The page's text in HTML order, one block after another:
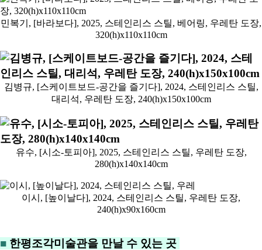
민복기, [바라보다], 2025, 스테인리스 스틸, 베어링, 우레탄 도장,
320(h)x110x110cm
김병규, [스케이트보드-공간을 즐기다], 2024, 스테인리스 스틸,
대리석, 우레탄 도장, 240(h)x150x100cm
유수, [시소-토피아], 2025, 스테인리스 스틸, 우레탄 도장,
280(h)x140x140cm
이시, [높이날다], 2024, 스테인리스 스틸, 우레 탄 도장,
240(h)x90x160cm
■ 한평조각미술관을 만날 수 있는 곳